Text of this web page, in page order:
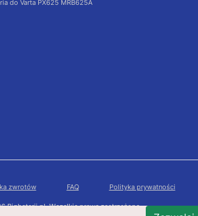
do Varta PX625 MRB625A
zwrotów FAQ Polityka prywatności
Bigbaterii.pl. Wszelkie prawa zastrzeżone.